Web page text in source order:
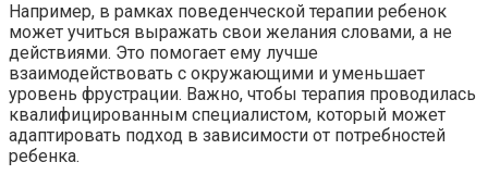
Например, в рамках поведенческой терапии ребенок
может учиться выражать свои желания словами, а не
действиями. Это помогает ему лучше
взаимодействовать с окружающими и уменьшает
уровень фрустрации. Важно, чтобы терапия проводилась
квалифицированным специалистом, который может
адаптировать подход в зависимости от потребностей
ребенка.